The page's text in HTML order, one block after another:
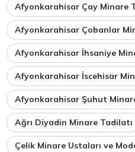
Afyonkarahisar Çay Minare
Afyonkarahisar Çobanlar
Afyonkarahisar İhsaniye
Afyonkarahisar İscehisar
Afyonkarahisar Şuhut
Ağrı Diyadin Minare Tadilatı
Çelik Minare Ustaları ve